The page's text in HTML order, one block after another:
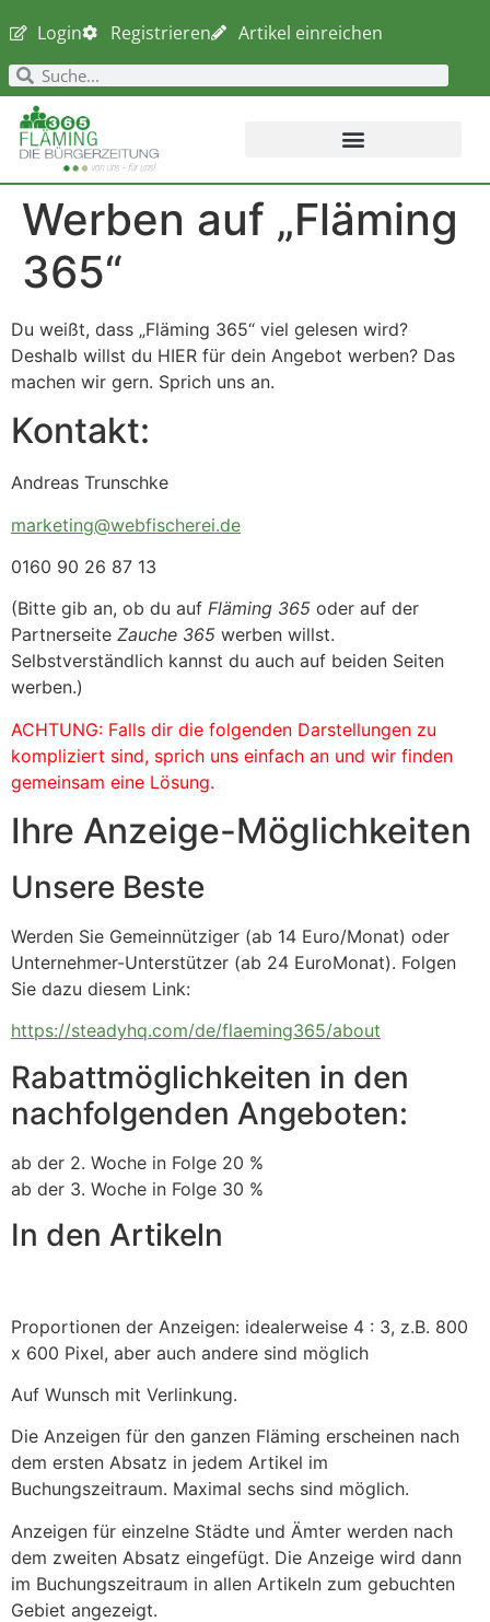
Login Registrieren Artikel einreichen
Werben auf „Fläming
365“
Du weißt, dass „Fläming 365“ viel gelesen wird?
Deshalb willst du HIER für dein Angebot werben? Das
machen wir gern. Sprich uns an.
Kontakt:
Andreas Trunschke
marketing@webfischerei.de
0160 90 26 87 13
(Bitte gib an, ob du auf Fläming 365 oder auf der
Partnerseite Zauche 365 werben willst.
Selbstverständlich kannst du auch auf beiden Seiten
werben.)
ACHTUNG: Falls dir die folgenden Darstellungen zu
kompliziert sind, sprich uns einfach an und wir finden
gemeinsam eine Lösung.
Ihre Anzeige-Möglichkeiten
Unsere Beste
Werden Sie Gemeinnütziger (ab 14 Euro/Monat) oder
Unternehmer-Unterstützer (ab 24 EuroMonat). Folgen
Sie dazu diesem Link:
https://steadyhq.com/de/flaeming365/about
Rabattmöglichkeiten in den
nachfolgenden Angeboten:
ab der 2. Woche in Folge 20 %
ab der 3. Woche in Folge 30 %
In den Artikeln
Proportionen der Anzeigen: idealerweise 4 : 3, z.B. 800
x 600 Pixel, aber auch andere sind möglich
Auf Wunsch mit Verlinkung.
Die Anzeigen für den ganzen Fläming erscheinen nach
dem ersten Absatz in jedem Artikel im
Buchungszeitraum. Maximal sechs sind möglich.
Anzeigen für einzelne Städte und Ämter werden nach
dem zweiten Absatz eingefügt. Die Anzeige wird dann
im Buchungszeitraum in allen Artikeln zum gebuchten
Gebiet angezeigt.